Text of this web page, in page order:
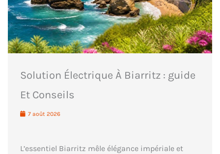
Solution Électrique À Biarritz : guide
Et Conseils
7 août 2026
L’essentiel Biarritz mêle élégance impériale et